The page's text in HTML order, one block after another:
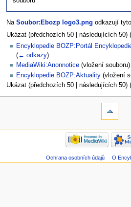
Na Soubor:Ebozp logo3.png odkazují
Ukázat (předchozích 50 | následujících 50) (
Encyklopedie BOZP:Portál
(← odkazy)
MediaWiki:Anonnotice (vložení souboru) ‎
Encyklopedie BOZP:Aktuality (vložení
Ukázat (předchozích 50 | následujících 50) (
Ochrana osobních údajů O